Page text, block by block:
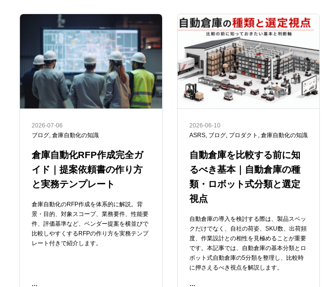
2026-07-06
ブログ, 倉庫自動化の知識
倉庫自動化RFP作成完全ガ
イド｜提案依頼書の作り方
と実務テンプレート
倉庫自動化のRFP作成を体系的に解説。背
景・目的、対象スコープ、業務要件、性能要
件、評価基準など、ベンダー提案を横並びで
比較しやすくするRFPの作り方を実務テンプ
レート付きで紹介します。
...
READ ME
2026-06-10
ASRS, ブログ, プロダクト , 倉庫自動化の知識
自動倉庫を比較する前に知
るべき基本｜自動倉庫の種
類・ロボット式分類と選定
視点
自動倉庫の導入を検討する際は、製品スペッ
クだけでなく、自社の荷姿、SKU数、出荷頻
度、作業設計との相性を見極めることが重要
です。本記事では、自動倉庫の基本分類とロ
ボット式自動倉庫の5分類を整理し、比較時
に押さえるべき視点を解説します。
...
READ ME